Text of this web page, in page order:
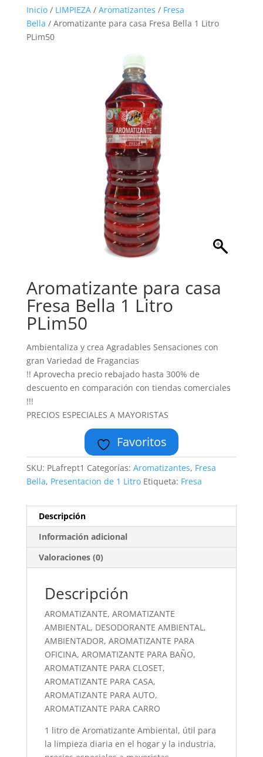
Inicio/ LIMPIEZA/ Aromatizantes / Fresa
Bella / Aromatizante para casa Fresa Bella 1 Litro
PLim50
Aromatizante para casa
Fresa Bella 1 Litro
PLim50
Ambientaliza y crea Agradables Sensaciones con
gran Variedad de Fragancias
!! Aprovecha precio rebajado hasta 300% de
descuento en comparación con tiendas comerciales
!!!
PRECIOS ESPECIALES A MAYORISTAS
Favoritos
SKU: PLafrept1 Categorías: Aromatizantes, Fresa
Bella, Presentacion de 1 Litro Etiqueta: Fresa
Descripción
Información adicional
Valoraciones (0)
Descripción
AROMATIZANTE, AROMATIZANTE
AMBIENTAL, DESODORANTE AMBIENTAL,
AMBIENTADOR, AROMATIZANTE PARA
OFICINA, AROMATIZANTE PARA BAÑO,
AROMATIZANTE PARA CLOSET,
AROMATIZANTE PARA CASA,
AROMATIZANTE PARA AUTO,
AROMATIZANTE PARA CARRO
1 litro de Aromatizante Ambiental, útil para
la limpieza diaria en el hogar y la industria,